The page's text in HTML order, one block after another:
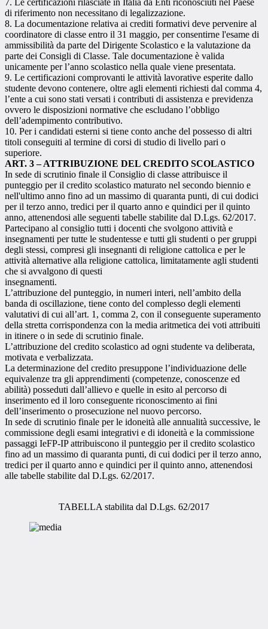
7. Le certificazioni rilasciate in Italia da Enti riconosciuti nel Paese
di riferimento non necessitano di legalizzazione.
8. La documentazione relativa ai crediti formativi deve pervenire al
coordinatore di classe entro il 31 maggio, per consentirne l'esame di
ammissibilità da parte del Dirigente Scolastico e la valutazione da
parte dei Consigli di Classe. Tale documentazione è valida
unicamente per l’anno scolastico nella quale viene presentata.
9. Le certificazioni comprovanti le attività lavorative esperite dallo
studente devono contenere, oltre agli elementi richiesti dal comma 4,
l’ente a cui sono stati versati i contributi di assistenza e previdenza
ovvero le disposizioni normative che escludano l’obbligo
dell’adempimento contributivo.
10. Per i candidati esterni si tiene conto anche del possesso di altri
titoli conseguiti al termine di corsi di studio di livello pari o
superiore.
ART. 3 – ATTRIBUZIONE DEL CREDITO SCOLASTICO
In sede di scrutinio finale il Consiglio di classe attribuisce il
punteggio per il credito scolastico maturato nel secondo biennio e
nell'ultimo anno fino ad un massimo di quaranta punti, di cui dodici
per il terzo anno, tredici per il quarto anno e quindici per il quinto
anno, attenendosi alle seguenti tabelle stabilite dal D.Lgs. 62/2017.
Partecipano al consiglio tutti i docenti che svolgono attività e
insegnamenti per tutte le studentesse e tutti gli studenti o per gruppi
degli stessi, compresi gli insegnanti di religione cattolica e per le
attività alternative alla religione cattolica, limitatamente agli studenti
che si avvalgono di questi
insegnamenti.
L’attribuzione del punteggio, in numeri interi, nell’ambito della
banda di oscillazione, tiene conto del complesso degli elementi
valutativi di cui all’art. 1, comma 2, con il conseguente superamento
della stretta corrispondenza con la media aritmetica dei voti attribuiti
in itinere o in sede di scrutinio finale.
L’attribuzione del credito scolastico ad ogni studente va deliberata,
motivata e verbalizzata.
La determinazione del credito presuppone l’individuazione delle
equivalenze tra gli apprendimenti (competenze, conoscenze ed
abilità) posseduti dall’allievo e quelle in esito al percorso di
inserimento ed il loro conseguente riconoscimento ai fini
dell’inserimento o prosecuzione nel nuovo percorso.
In sede di scrutinio finale per le idoneità alle annualità successive, le
commissione degli esami integrativi e di idoneità e la commissione
passaggi IeFP-IP attribuiscono il punteggio per il credito scolastico
fino ad un massimo di quaranta punti, di cui dodici per il terzo anno,
tredici per il quarto anno e quindici per il quinto anno, attenendosi
alle tabelle stabilite dal D.Lgs. 62/2017.
TABELLA stabilita dal D.Lgs. 62/2017